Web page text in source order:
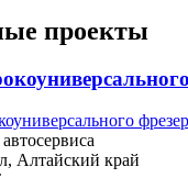
проекты
Алтайский край